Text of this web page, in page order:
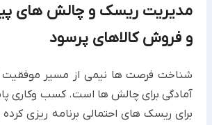
مدیریت ریسک و چالش های
و فروش کالاهای پرسود
شناخت فرصت ها نیمی از مسیر موفقیت
آمادگی برای چالش ها است. کسب وکاری
برای ریسک های احتمالی برنامه ریزی